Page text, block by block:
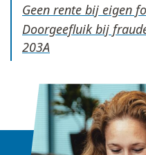
Geen rente bij eigen
Doorgeefluik bij